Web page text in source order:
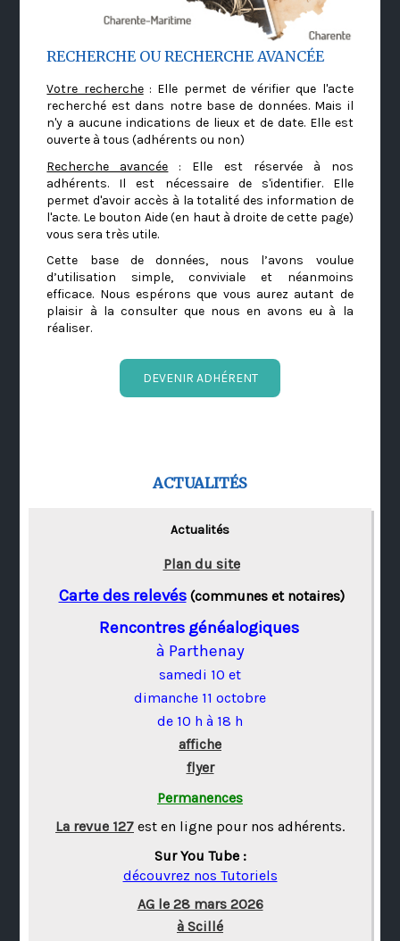
RECHERCHE OU RECHERCHE AVANCÉE
Votre recherche: Elle permet de vérifier que l'acte
recherché est dans notre base de données. Mais il
n'y a aucune indications de lieux et de date. Elle est
ouverte à tous (adhérents ou non)
Recherche avancée : Elle est réservée à nos
adhérents. Il est nécessaire de s'identifier. Elle
permet d'avoir accès à la totalité des information de
l'acte. Le bouton Aide (en haut à droite de cette page)
vous sera très utile.
Cette base de données, nous l’avons voulue
d’utilisation simple, conviviale et néanmoins
efficace. Nous espérons que vous aurez autant de
plaisir à la consulter que nous en avons eu à la
réaliser.
DEVENIR ADHÉRENT
ACTUALITÉS
Actualités
Plan du site
Carte des relevés(communes et notaires)
Rencontres généalogiques
à Parthenay
samedi 10 et
dimanche 11 octobre
de 10 h à 18 h
affiche
flyer
Permanences
La revue 127 est en ligne pour nos adhérents.
Sur You Tube :
découvrez nos Tutoriels
AG le 28 mars 2026
à Scillé